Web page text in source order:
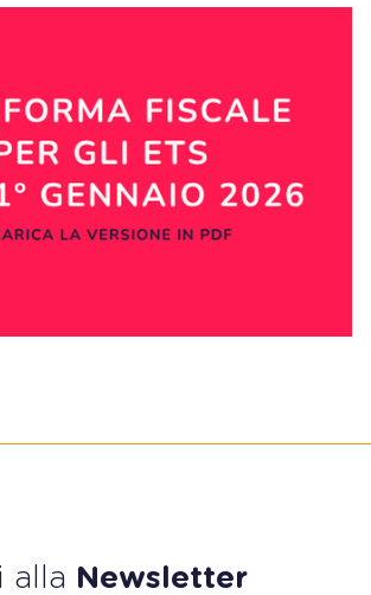
alla Newsletter